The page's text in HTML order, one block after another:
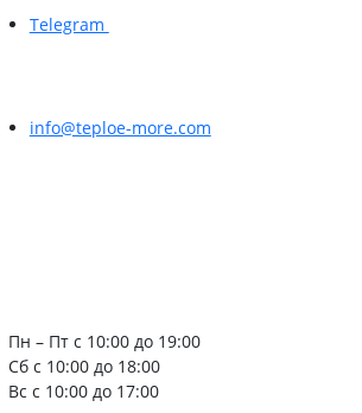
Telegram
info@teploe-more.com
Пн – Пт с 10:00 до 19:00
Сб с 10:00 до 18:00
Вс с 10:00 до 17:00